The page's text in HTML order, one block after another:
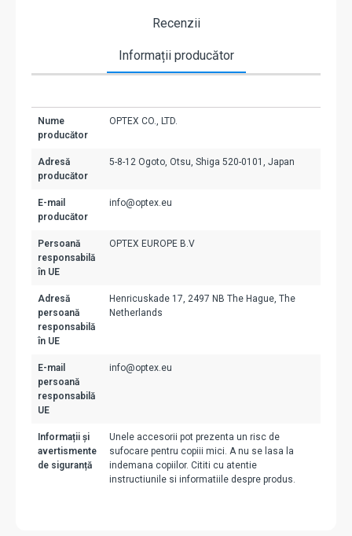
Recenzii
Informații producător
Nume
producător
OPTEX CO., LTD.
Adresă
producător
5-8-12 Ogoto, Otsu, Shiga 520-0101, Japan
E-mail
producător
info@optex.eu
Persoană
responsabilă
în UE
OPTEX EUROPE B.V
Adresă
persoană
responsabilă
în UE
Henricuskade 17, 2497 NB The Hague, The
Netherlands
E-mail
persoană
responsabilă
UE
info@optex.eu
Informații și
avertismente
de siguranță
Unele accesorii pot prezenta un risc de
sufocare pentru copiii mici. A nu se lasa la
indemana copiilor. Cititi cu atentie
instructiunile si informatiile despre produs.